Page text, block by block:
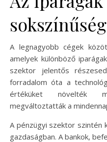
A legnagyobb cégek
amelyek különböző
szektor jelentős
forradalom óta a
értéküket növelték
megváltoztatták a
A pénzügyi szektor szintén
gazdaságban. A bankok,